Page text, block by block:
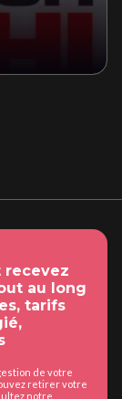
recevez
au long
tarifs
de votre
retirer votre
notre